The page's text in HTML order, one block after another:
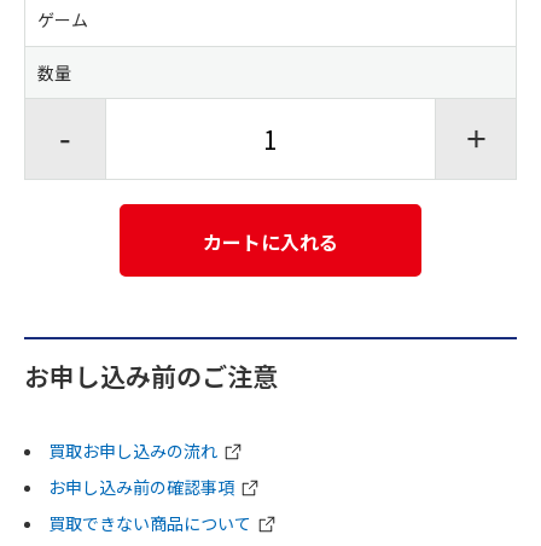
ゲーム
数量
- +
カートに入れる
お申し込み前のご注意
買取お申し込みの流れ
お申し込み前の確認事項
買取できない商品について